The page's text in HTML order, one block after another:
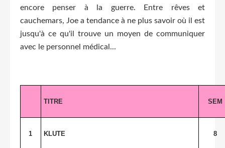
encore penser à la guerre. Entre rêves et
cauchemars, Joe a tendance à ne plus savoir où il est
jusqu'à ce qu'il trouve un moyen de communiquer
avec le personnel médical...
TITRE SEM
1 KLUTE 8